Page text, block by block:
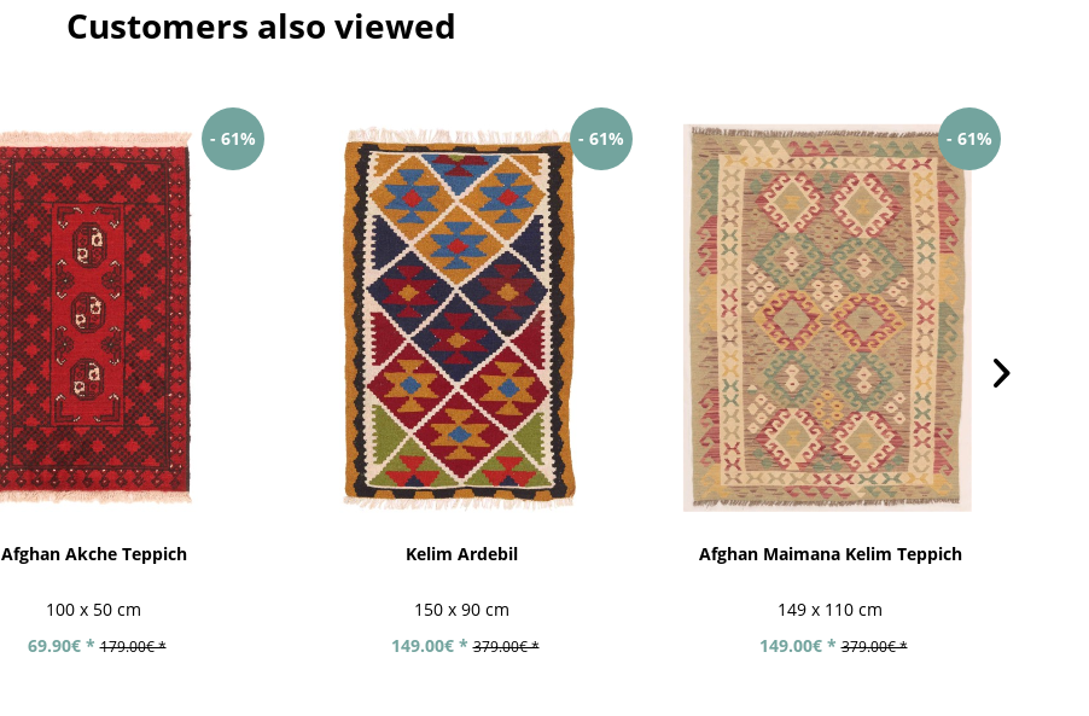
Customers also viewed
- 61%
Afghan Akche Teppich
100 x 50 cm
69.90€ * 179.00€ *
- 61%
Kelim Ardebil
150 x 90 cm
149.00€ * 379.00€ *
- 61%
Afghan Maimana Kelim Teppich
149 x 110 cm
149.00€ * 379.00€ *